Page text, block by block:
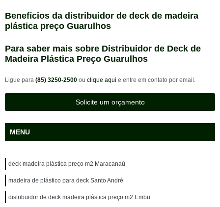
Benefícios da distribuidor de deck de madeira
plástica preço Guarulhos
Para saber mais sobre Distribuidor de Deck de
Madeira Plástica Preço Guarulhos
Ligue para (85) 3250-2500 ou clique aqui e entre em contato por email.
Solicite um orçamento
MENU
deck madeira plástica preço m2 Maracanaú
madeira de plástico para deck Santo André
distribuidor de deck madeira plástica preço m2 Embu